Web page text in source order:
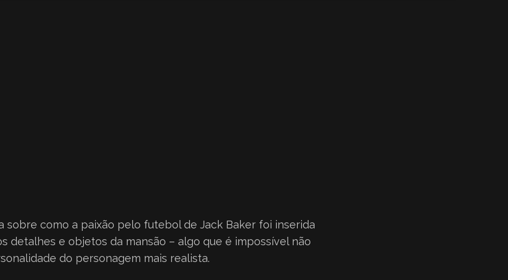
sobre como a paixão pelo futebol de Jack Baker foi inserida
detalhes e objetos da mansão – algo que é impossível não
do personagem mais realista.